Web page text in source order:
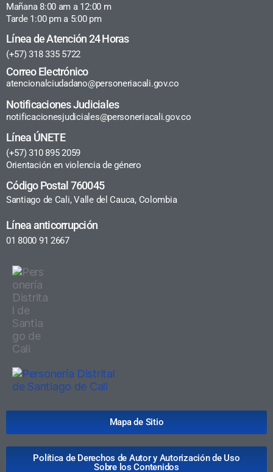
Mañana 8:00 am a 12:00 m
Tarde 1:00 pm a 5:00 pm
Línea de Atención 24 Horas
(+57) 318 335 5722
Correo Electrónico
atencionalciudadano@personeriacali.gov.co
Notificaciones Judiciales
notificacionesjudiciales@personeriacali.gov.co
Línea ÚNETE
(+57) 310 895 2059
Orientación en violencia de género
Código Postal 760045
Santiago de Cali, Valle del Cauca, Colombia
Línea anticorrupción
01 8000 91 2667
Mapa de Sitio
Política de Derechos de Autor y Autorización de Uso
Sobre los Contenidos